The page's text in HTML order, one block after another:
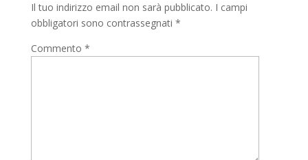
Il tuo indirizzo email non sarà pubblicato. I campi
obbligatori sono contrassegnati *
Commento *